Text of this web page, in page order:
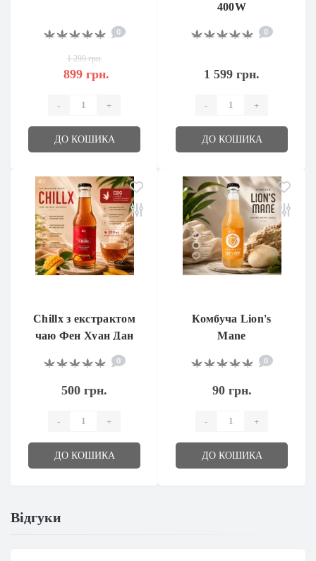
0
1 299 грн.
899 грн.
- +
ДО КОШИКА
400W
0
1 599 грн.
- +
ДО КОШИКА
Chillx з екстрактом
чаю Фен Хуан Дан
Цун та CBG
0
500 грн.
- +
ДО КОШИКА
Комбуча Lion's
Mane
0
90 грн.
- +
ДО КОШИКА
Відгуки